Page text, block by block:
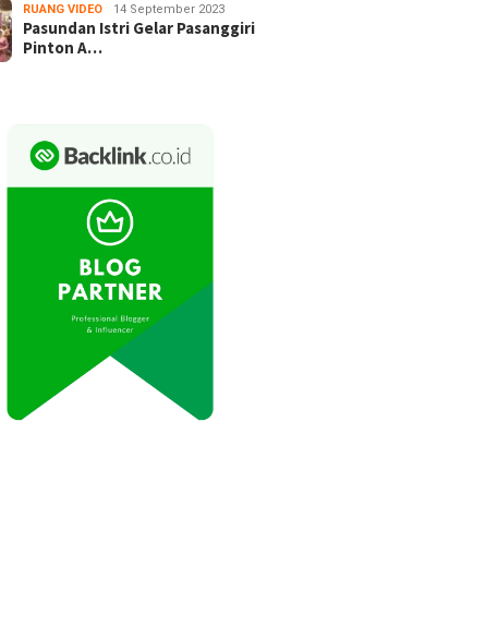
RUANG VIDEO 14 September 2023
Pasundan Istri Gelar Pasanggiri
Pinton A…